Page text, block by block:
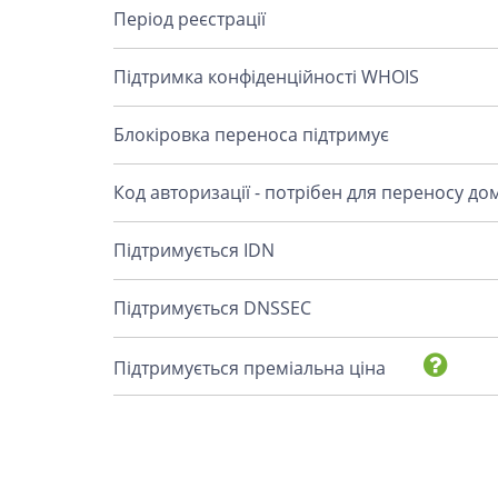
Період реєстрації
Підтримка конфіденційності WHOIS
Блокіровка переноса підтримує
Код авторизації - потрібен для переносу
Підтримується IDN
Підтримується DNSSEC
Підтримується преміальна ціна